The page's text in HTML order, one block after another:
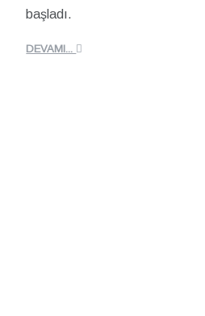
başladı.
DEVAMI...